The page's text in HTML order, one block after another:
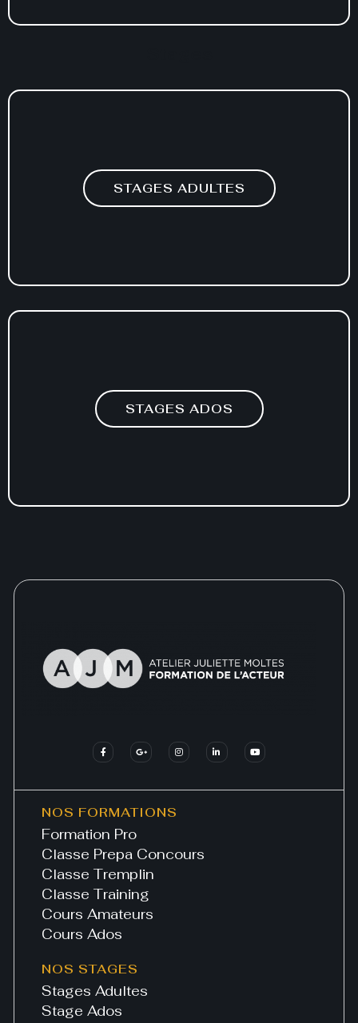
STAGES ADULTES
STAGES ADOS
NOS FORMATIONS
Formation Pro
Classe Prepa Concours
Classe Tremplin
Classe Training
Cours Amateurs
Cours Ados
NOS STAGES
Stages Adultes
Stage Ados